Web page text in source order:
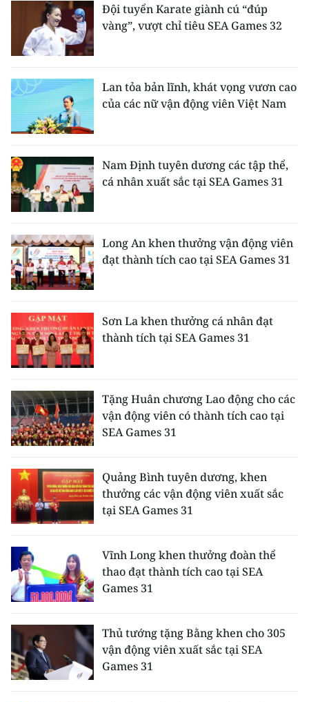
Đội tuyển Karate giành cú “đúp
vàng”, vượt chỉ tiêu SEA Games 32
Lan tỏa bản lĩnh, khát vọng vươn cao
của các nữ vận động viên Việt Nam
Nam Định tuyên dương các tập thể,
cá nhân xuất sắc tại SEA Games 31
Long An khen thưởng vận động viên
đạt thành tích cao tại SEA Games 31
Sơn La khen thưởng cá nhân đạt
thành tích tại SEA Games 31
Tặng Huân chương Lao động cho các
vận động viên có thành tích cao tại
SEA Games 31
Quảng Bình tuyên dương, khen
thưởng các vận động viên xuất sắc
tại SEA Games 31
Vĩnh Long khen thưởng đoàn thể
thao đạt thành tích cao tại SEA
Games 31
Thủ tướng tặng Bằng khen cho 305
vận động viên xuất sắc tại SEA
Games 31